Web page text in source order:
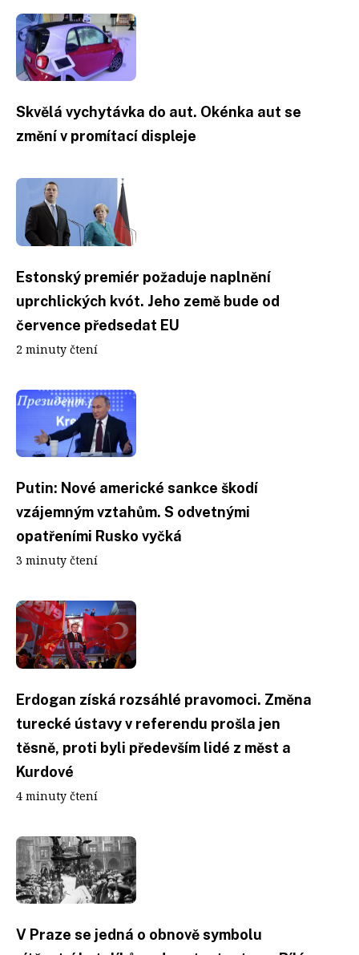
Skvělá vychytávka do aut. Okénka aut se
změní v promítací displeje
Estonský premiér požaduje naplnění
uprchlických kvót. Jeho země bude od
července předsedat EU
2 minuty čtení
Putin: Nové americké sankce škodí
vzájemným vztahům. S odvetnými
opatřeními Rusko vyčká
3 minuty čtení
Erdogan získá rozsáhlé pravomoci. Změna
turecké ústavy v referendu prošla jen
těsně, proti byli především lidé z měst a
Kurdové
4 minuty čtení
V Praze se jedná o obnově symbolu